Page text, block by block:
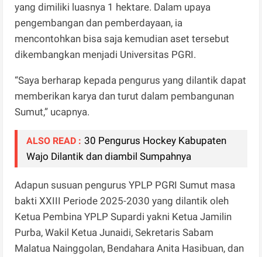
yang dimiliki luasnya 1 hektare. Dalam upaya
pengembangan dan pemberdayaan, ia
mencontohkan bisa saja kemudian aset tersebut
dikembangkan menjadi Universitas PGRI.
“Saya berharap kepada pengurus yang dilantik dapat
memberikan karya dan turut dalam pembangunan
Sumut,” ucapnya.
ALSO READ : 30 Pengurus Hockey Kabupaten
Wajo Dilantik dan diambil Sumpahnya
Adapun susuan pengurus YPLP PGRI Sumut masa
bakti XXIII Periode 2025-2030 yang dilantik oleh
Ketua Pembina YPLP Supardi yakni Ketua Jamilin
Purba, Wakil Ketua Junaidi, Sekretaris Sabam
Malatua Nainggolan, Bendahara Anita Hasibuan, dan